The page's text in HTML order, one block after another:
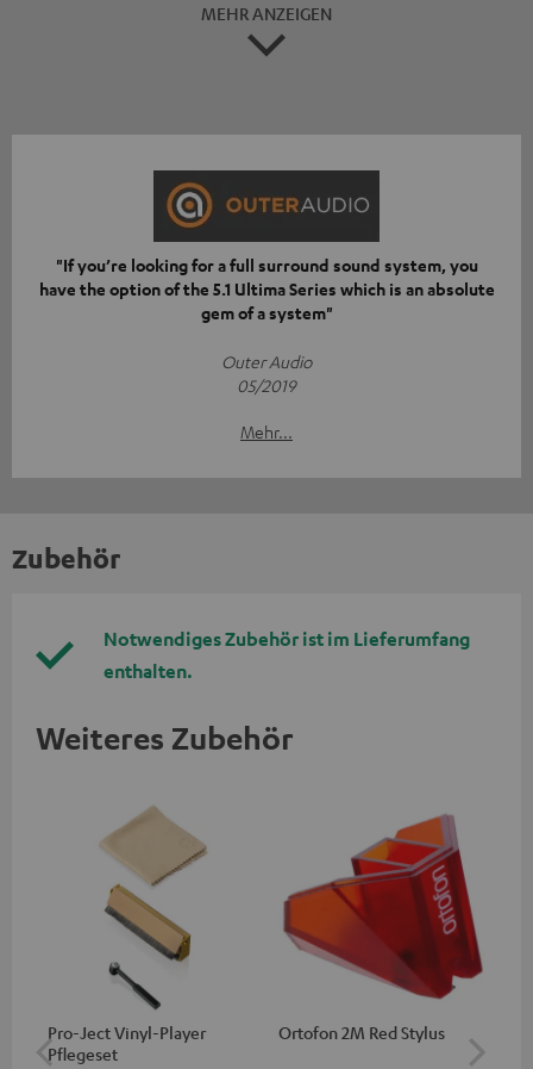
MEHR ANZEIGEN
"If you’re looking for a full surround sound system, you
have the option of the 5.1 Ultima Series which is an absolute
gem of a system"
Outer Audio
05/2019
Mehr...
Zubehör
Notwendiges Zubehör ist im Lieferumfang
enthalten.
Weiteres Zubehör
Pro-Ject Vinyl-Player
Pflegeset
Ortofon 2M Red Stylus